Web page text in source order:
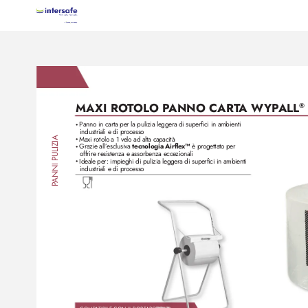
MAXI ROTOLO PANNO CARTA WYPALL®
• Panno in carta per la pulizia leggera di superfici in ambienti
industriali e di processo
• Maxi rotolo a 1 velo ad alta capacità
• Grazie all’esclusiva tecnologia Airflex™ è progettato per
offrire resistenza e assorbenza eccezionali
• Ideale per: impieghi di pulizia leggera di superfici in ambienti
industriali e di processo
P
ANNI PULIZIA